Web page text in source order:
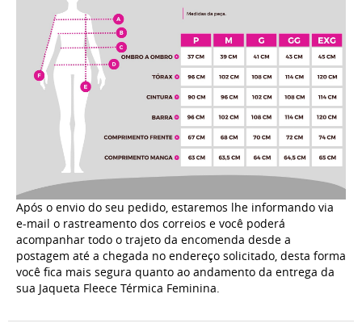
Após o envio do seu pedido, estaremos lhe informando via
e-mail o rastreamento dos correios e você poderá
acompanhar todo o trajeto da encomenda desde a
postagem até a chegada no endereço solicitado, desta forma
você fica mais segura quanto ao andamento da entrega da
sua Jaqueta Fleece Térmica Feminina.